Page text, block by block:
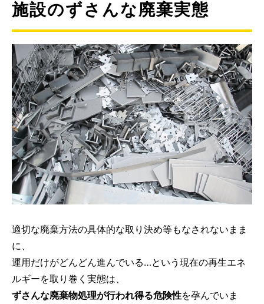
施設のずさんな廃棄実態
適切な廃棄方法の具体的な取り決め等もなされないまま
に、
運用だけがどんどん進んでいる…という現在の再生エネ
ルギーを取り巻く実態は、
ずさんな廃棄物処理が行われ得る危険性を孕んでいま